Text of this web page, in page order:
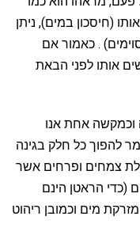
(חיסכון במים), ניתן
. כאמור אם
אותו לפני הבאת
וכמקשה אחת אנו
להפוך כל חלק בגינה
צמחים ופרחים אשר
(כדי הראטן הינם
מים וכמובן ריהוט